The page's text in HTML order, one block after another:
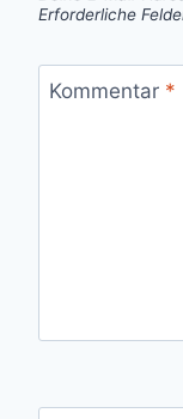
Erforderliche
Kommentar *